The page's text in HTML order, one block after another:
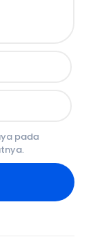
pada